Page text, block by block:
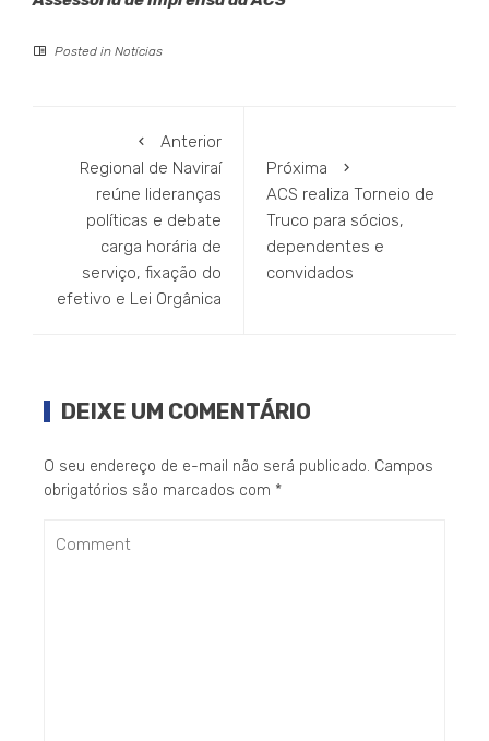
Posted in Notícias
Anterior
Regional de Naviraí
reúne lideranças
políticas e debate
carga horária de
serviço, fixação do
efetivo e Lei Orgânica
Próxima
ACS realiza Torneio de
Truco para sócios,
dependentes e
convidados
DEIXE UM COMENTÁRIO
O seu endereço de e-mail não será publicado. Campos
obrigatórios são marcados com *